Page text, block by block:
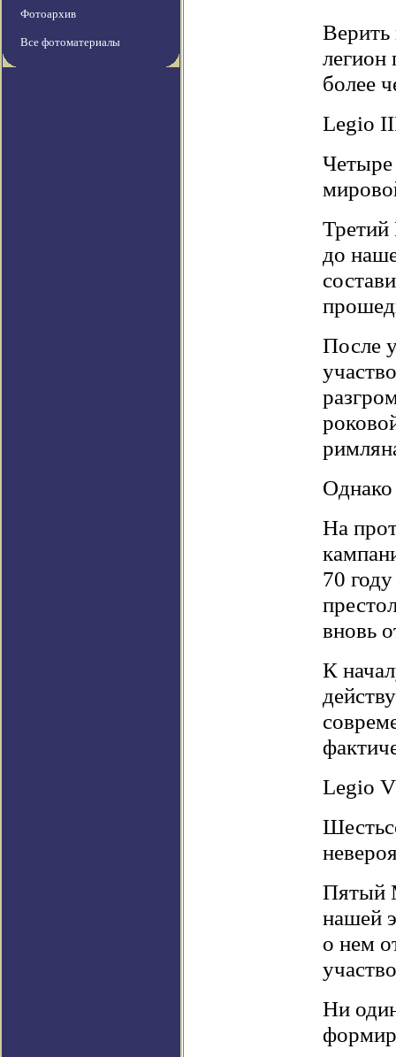
Фотоархив
Все фотоматериалы
легион
более
Legio
Четыре
до
После
Однако
На
70
вновь
К
Legio
Пятый
нашей
о нем
Ни